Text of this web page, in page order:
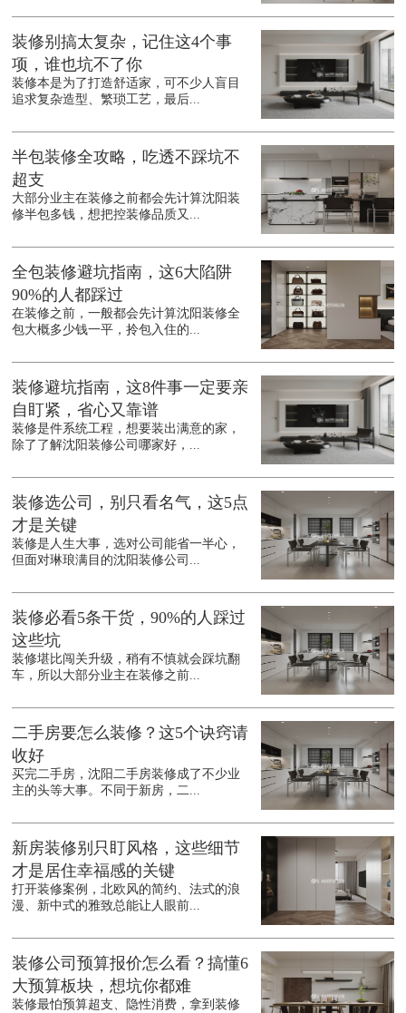
装修别搞太复杂，记住这4个事
项，谁也坑不了你
装修本是为了打造舒适家，可不少人盲目
追求复杂造型、繁琐工艺，最后...
半包装修全攻略，吃透不踩坑不
超支
大部分业主在装修之前都会先计算沈阳装
修半包多钱，想把控装修品质又...
全包装修避坑指南，这6大陷阱
90%的人都踩过
在装修之前，一般都会先计算沈阳装修全
包大概多少钱一平，拎包入住的...
装修避坑指南，这8件事一定要亲
自盯紧，省心又靠谱
装修是件系统工程，想要装出满意的家，
除了了解沈阳装修公司哪家好，...
装修选公司，别只看名气，这5点
才是关键
装修是人生大事，选对公司能省一半心，
但面对琳琅满目的沈阳装修公司...
装修必看5条干货，90%的人踩过
这些坑
装修堪比闯关升级，稍有不慎就会踩坑翻
车，所以大部分业主在装修之前...
二手房要怎么装修？这5个诀窍请
收好
买完二手房，沈阳二手房装修成了不少业
主的头等大事。不同于新房，二...
新房装修别只盯风格，这些细节
才是居住幸福感的关键
打开装修案例，北欧风的简约、法式的浪
漫、新中式的雅致总能让人眼前...
装修公司预算报价怎么看？搞懂6
大预算板块，想坑你都难
装修最怕预算超支、隐性消费，拿到装修